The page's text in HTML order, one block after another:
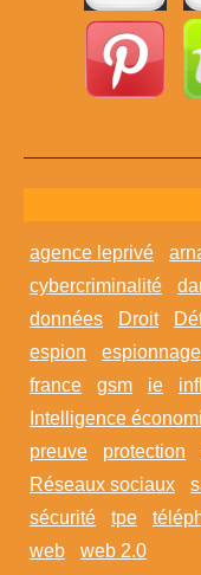
agence leprivé
cybercriminalité
données
Droit
espion
espionnage
france
gsm ie
Intelligence
preuve
protection
Réseaux sociaux
sécurité
tpe
web
web 2.0